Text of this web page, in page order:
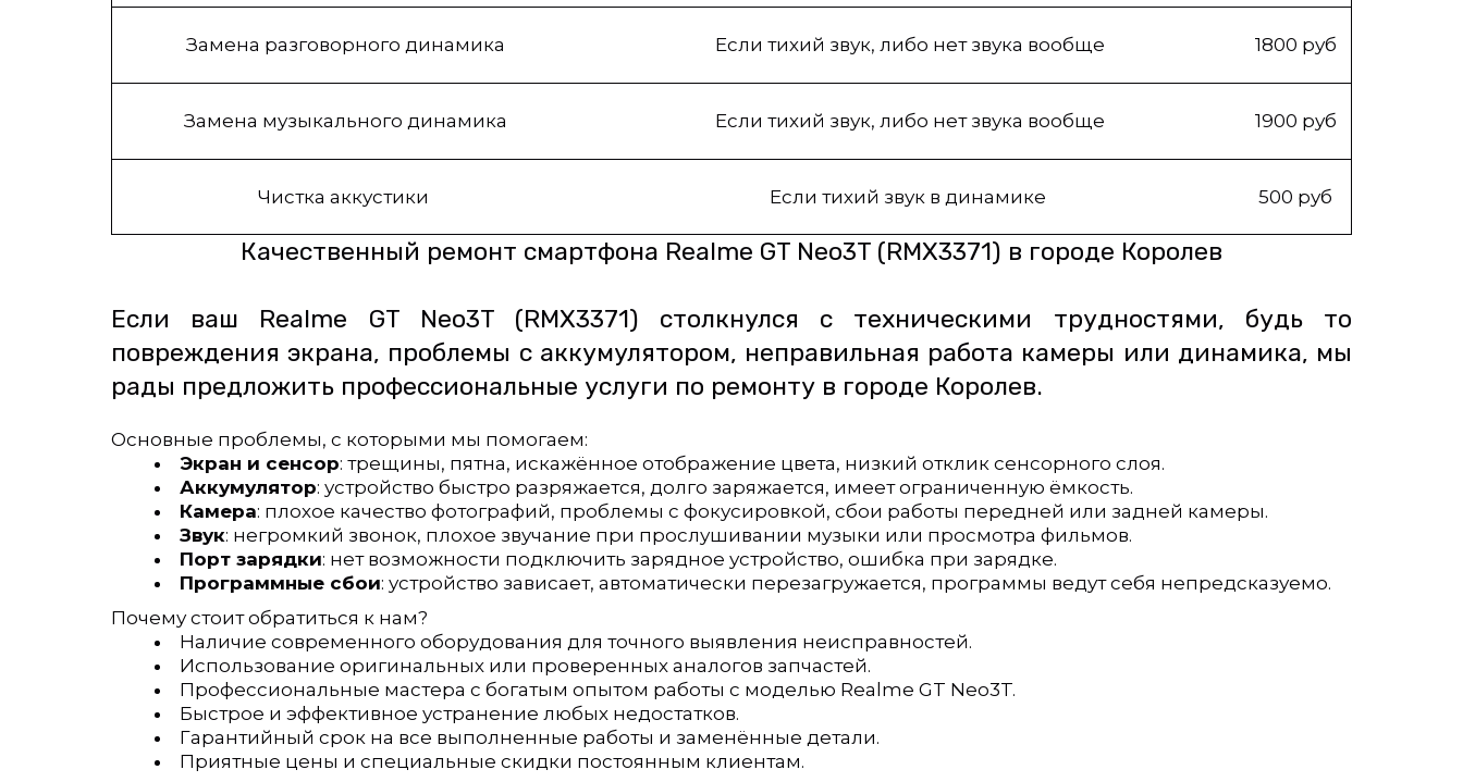
Замена разговорного динамика Если тихий звук, либо нет звука вообще 1800 руб
Замена музыкального динамика Если тихий звук, либо нет звука вообще 1900 руб
Чистка аккустики Если тихий звук в динамике 500 руб
Качественный ремонт смартфона Realme GT Neo3T (RMX3371) в городе Королев
Если ваш Realme GT Neo3T (RMX3371) столкнулся с техническими трудностями, будь то
повреждения экрана, проблемы с аккумулятором, неправильная работа камеры или динамика, мы
рады предложить профессиональные услуги по ремонту в городе Королев.
Основные проблемы, с которыми мы помогаем:
Экран и сенсор: трещины, пятна, искажённое отображение цвета, низкий отклик сенсорного слоя.
Аккумулятор: устройство быстро разряжается, долго заряжается, имеет ограниченную ёмкость.
Камера: плохое качество фотографий, проблемы с фокусировкой, сбои работы передней или задней камеры.
Звук: негромкий звонок, плохое звучание при прослушивании музыки или просмотра фильмов.
Порт зарядки: нет возможности подключить зарядное устройство, ошибка при зарядке.
Программные сбои: устройство зависает, автоматически перезагружается, программы ведут себя непредсказуемо.
Почему стоит обратиться к нам?
Наличие современного оборудования для точного выявления неисправностей.
Использование оригинальных или проверенных аналогов запчастей.
Профессиональные мастера с богатым опытом работы с моделью Realme GT Neo3T.
Быстрое и эффективное устранение любых недостатков.
Гарантийный срок на все выполненные работы и заменённые детали.
Приятные цены и специальные скидки постоянным клиентам.